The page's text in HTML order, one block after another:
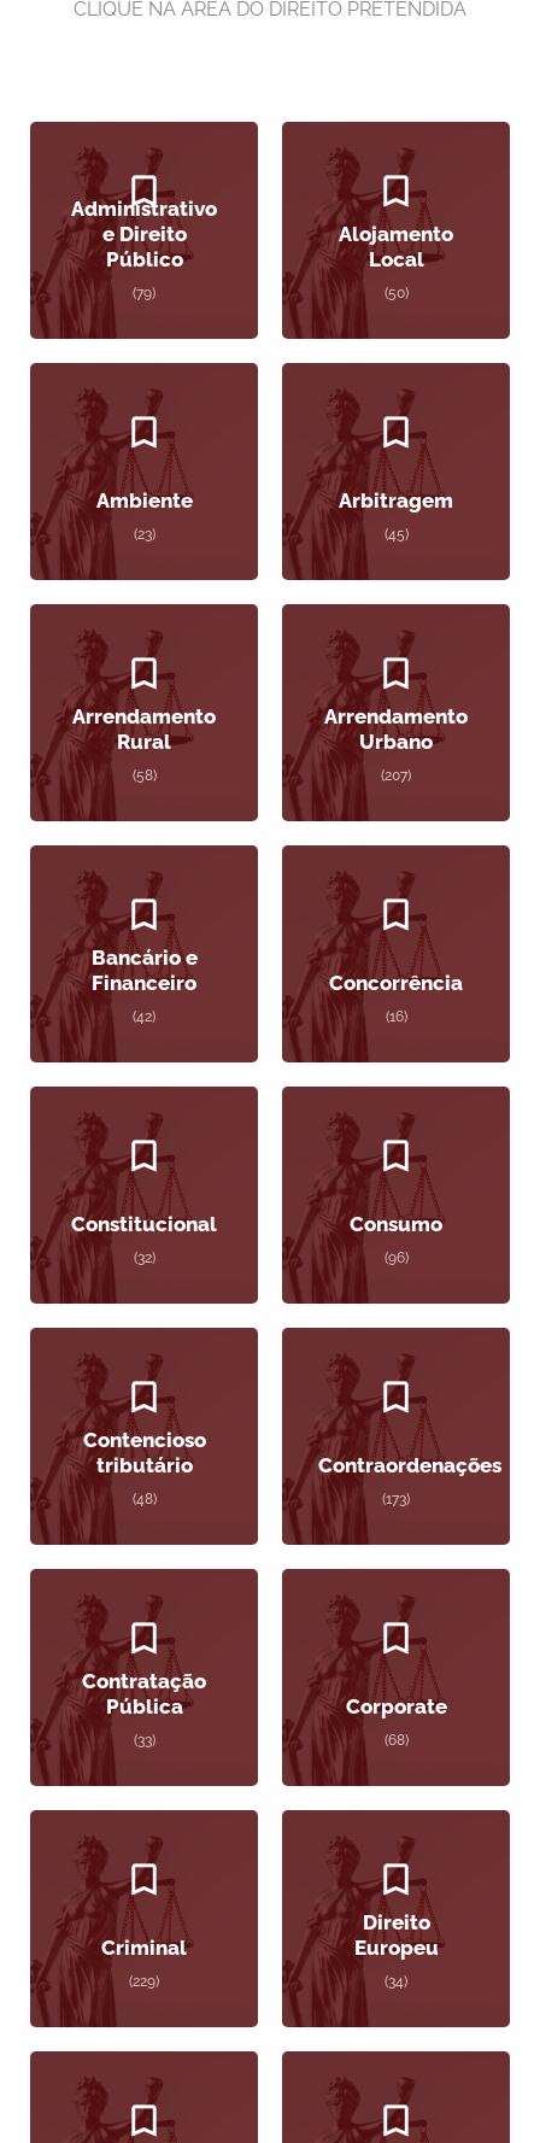
CLIQUE NA ÁREA DO DIREITO PRETENDIDA
Administrativo
e Direito
Público
(79)
Alojamento
Local
(50)
Ambiente
(23)
Arbitragem
(45)
Arrendamento
Rural
(58)
Arrendamento
Urbano
(207)
Bancário e
Financeiro
(42)
Concorrência
(16)
Constitucional
(32)
Consumo
(96)
Contencioso
tributário
(48)
Contraordenações
(173)
Contratação
Pública
(33)
Corporate
(68)
Criminal
(229)
Direito
Europeu
(34)